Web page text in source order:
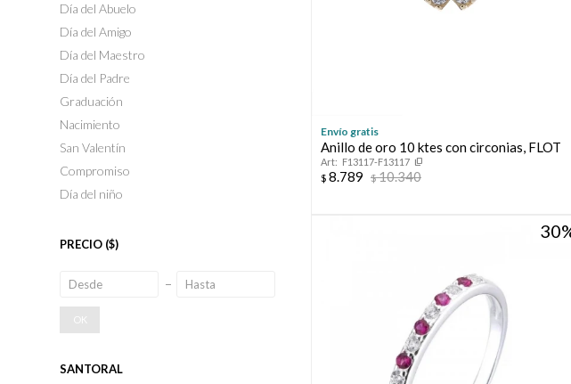
Envío gratis
Anillo de oro 10 ktes con circonias, FLOT
F13117-F13117
$ 8.789 $10.340
30
Día del Abuelo
Día del Amigo
Día del Maestro
Día del Padre
Graduación
Nacimiento
San Valentín
Compromiso
Día del niño
PRECIO ($)
OK
SANTORAL